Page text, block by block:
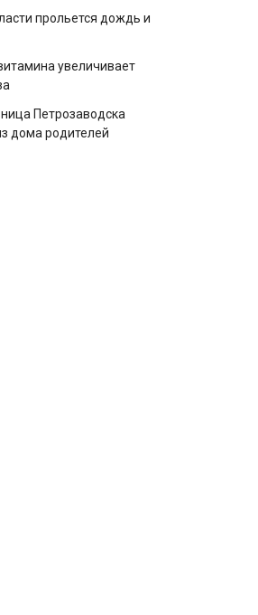
прольется дождь и
увеличивает
Петрозаводска
дома родителей